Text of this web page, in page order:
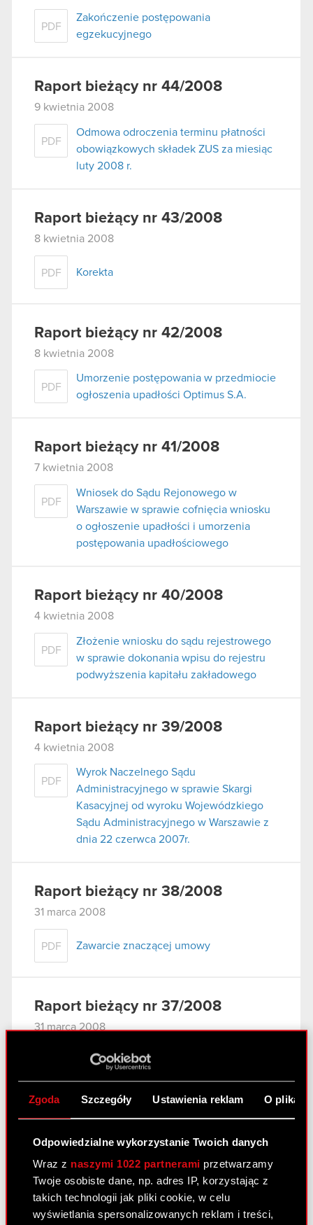
Zgoda Szczegóły Ustawienia reklam O
Odpowiedzialne wykorzystanie Twoich danych
Wraz z naszymi 1022 partnerami przetwarzamy
Twoje osobiste dane, np. adres IP, korzystając z
takich technologii jak pliki cookie, w celu
wyświetlania spersonalizowanych reklam i treści,
PDF
Zakończenie postępowania
egzekucyjnego
Raport bieżący nr 44/2008
9 kwietnia 2008
PDF
Odmowa odroczenia terminu płatności
obowiązkowych składek ZUS za miesiąc
luty 2008 r.
Raport bieżący nr 43/2008
8 kwietnia 2008
PDF Korekta
Raport bieżący nr 42/2008
8 kwietnia 2008
PDF
Umorzenie postępowania w przedmiocie
ogłoszenia upadłości Optimus S.A.
Raport bieżący nr 41/2008
7 kwietnia 2008
PDF
Wniosek do Sądu Rejonowego w
Warszawie w sprawie cofnięcia wniosku
o ogłoszenie upadłości i umorzenia
postępowania upadłościowego
Raport bieżący nr 40/2008
4 kwietnia 2008
PDF
Złożenie wniosku do sądu rejestrowego
w sprawie dokonania wpisu do rejestru
podwyższenia kapitału zakładowego
Raport bieżący nr 39/2008
4 kwietnia 2008
PDF
Wyrok Naczelnego Sądu
Administracyjnego w sprawie Skargi
Kasacyjnej od wyroku Wojewódzkiego
Sądu Administracyjnego w Warszawie z
dnia 22 czerwca 2007r.
Raport bieżący nr 38/2008
31 marca 2008
PDF Zawarcie znaczącej umowy
Raport bieżący nr 37/2008
31 marca 2008
Wniosek do Sądu Rejonowego w
Warszawie o odroczenie posiedzenia
Sądu
Raport bieżący nr 36/2008
27 marca 2008
PDF
Aneks nr 2 w sprawie prolongaty terminu
spłaty wierzytelności do Porozumienia z
11 października 2007 r. - zmiana